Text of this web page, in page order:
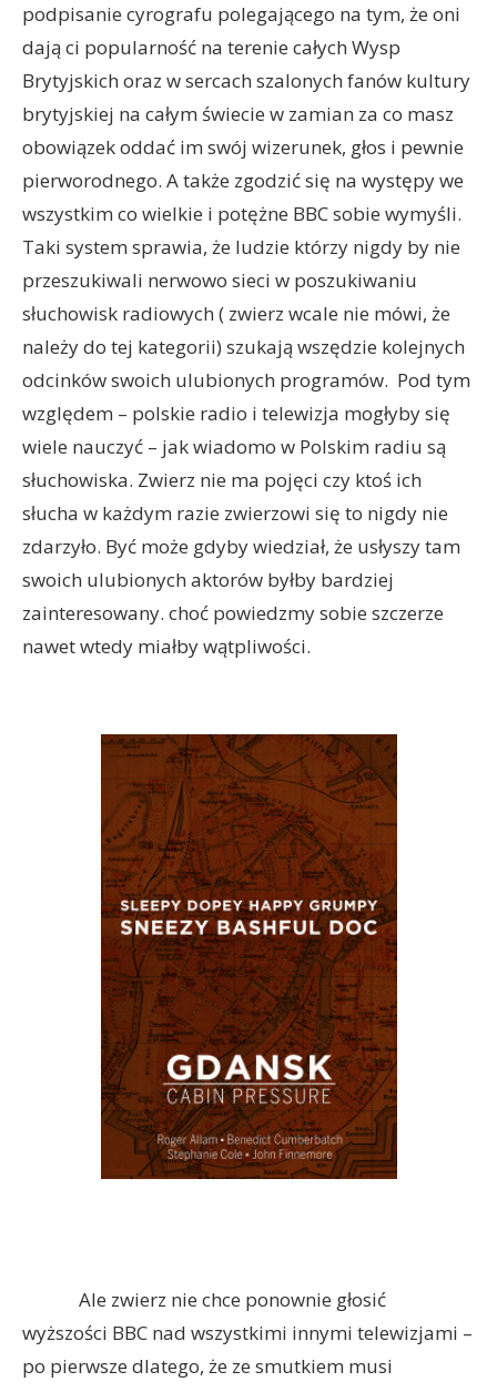
podpisanie cyrografu polegającego na tym, że oni
dają ci popularność na terenie całych Wysp
Brytyjskich oraz w sercach szalonych fanów kultury
brytyjskiej na całym świecie w zamian za co masz
obowiązek oddać im swój wizerunek, głos i pewnie
pierworodnego. A także zgodzić się na występy we
wszystkim co wielkie i potężne BBC sobie wymyśli.
Taki system sprawia, że ludzie którzy nigdy by nie
przeszukiwali nerwowo sieci w poszukiwaniu
słuchowisk radiowych ( zwierz wcale nie mówi, że
należy do tej kategorii) szukają wszędzie kolejnych
odcinków swoich ulubionych programów. Pod tym
względem – polskie radio i telewizja mogłyby się
wiele nauczyć – jak wiadomo w Polskim radiu są
słuchowiska. Zwierz nie ma pojęci czy ktoś ich
słucha w każdym razie zwierzowi się to nigdy nie
zdarzyło. Być może gdyby wiedział, że usłyszy tam
swoich ulubionych aktorów byłby bardziej
zainteresowany. choć powiedzmy sobie szczerze
nawet wtedy miałby wątpliwości.
Ale zwierz nie chce ponownie głosić
wyższości BBC nad wszystkimi innymi telewizjami –
po pierwsze dlatego, że ze smutkiem musi